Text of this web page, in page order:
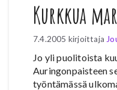
Kurkkua
7.4.2005 kirjoittaja
Jo yli puolitoista
Auringonpaisteen
työntämässä